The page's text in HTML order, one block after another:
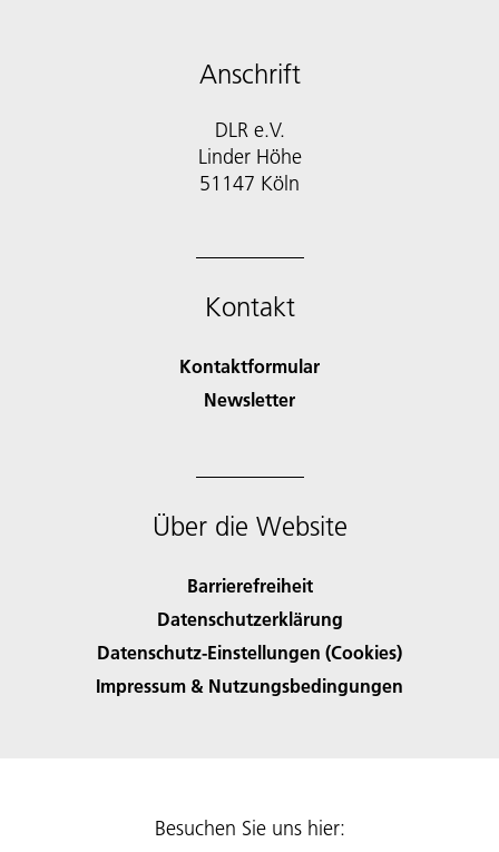
Anschrift
DLR e.V.
Linder Höhe
51147 Köln
Kontakt
Kontaktformular
Newsletter
Über die Website
Barrierefreiheit
Datenschutzerklärung
Datenschutz-Einstellungen (Cookies)
Impressum & Nutzungsbedingungen
Besuchen Sie uns hier: